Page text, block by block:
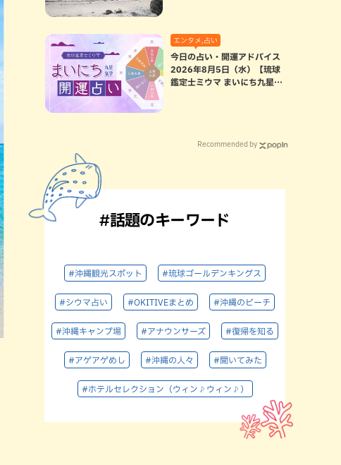
エンタメ,占い
今日の占い・開運アドバイス
2026年8月5日（水）【琉球
鑑定士ミウマ まいにち九星気
Recommended by
#話題のキーワード
#沖縄観光スポット #琉球ゴールデンキングス
#シウマ占い #OKITIVEまとめ #沖縄のビーチ
#沖縄キャンプ場 #アナウンサーズ #復帰を知る
#アゲアゲめし #沖縄の人々 #聞いてみた
#ホテルセレクション（ウィン♪ウィン♪）